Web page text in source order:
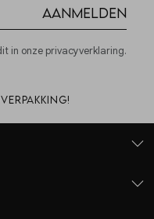
Aanmelden
in onze privacyverklaring.